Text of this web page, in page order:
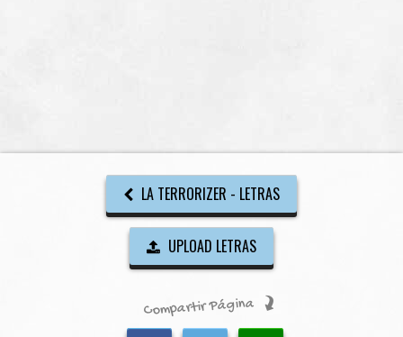
LA TERRORIZER - LETRAS
UPLOAD LETRAS
Compartir Página